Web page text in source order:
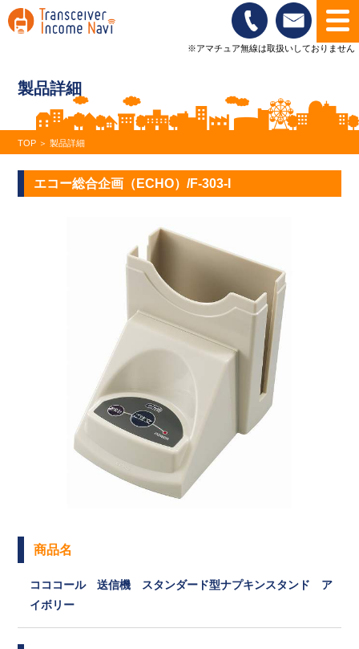
※アマチュア無線は取扱いしておりません
製品詳細
TOP ＞製品詳細
エコー総合企画（ECHO）/F-303-I
商品名
コココール 送信機 スタンダード型ナプキンスタンド ア
イボリー